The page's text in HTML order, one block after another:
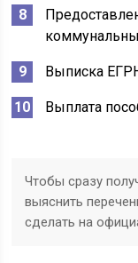
Выписка
Выплата
Чтобы сразу
выяснить
сделать на